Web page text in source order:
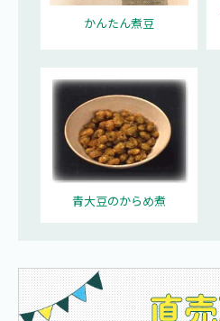
かんたん煮豆
青大豆のからめ煮